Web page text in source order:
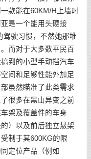
款能在60KM/H上墙时
是一个能用头硬接
驾驶习惯，不然她那堆
而对于大多数平民百
到的小型手动挡汽车
间和足够性能外加足
虽然瞄准了此类需求
很多在黑山异变之前
架及覆盖件的车身
）以及前后独立悬架
制于其600KG的限
定位产品（例如